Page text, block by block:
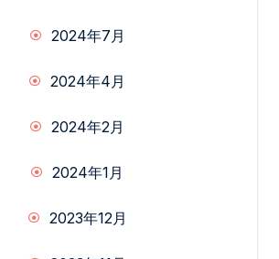
2024年7月
2024年4月
2024年2月
2024年1月
2023年12月